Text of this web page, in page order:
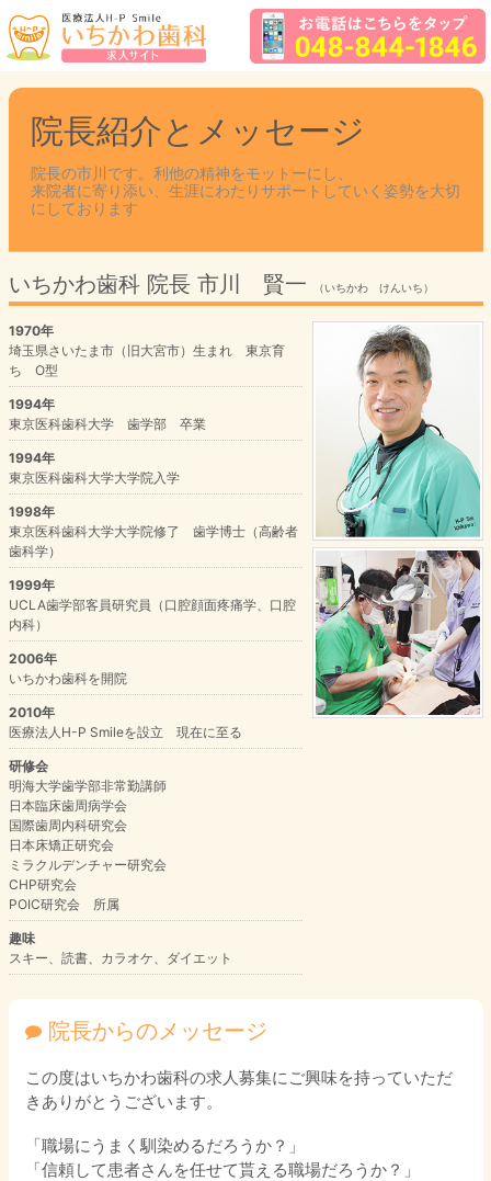
院長紹介とメッセージ
院長の市川です。利他の精神をモットーにし、
来院者に寄り添い、生涯にわたりサポートしていく姿勢を大切
にしております
いちかわ歯科 院長 市川 賢一 （いちかわ けんいち）
1970年
埼玉県さいたま市（旧大宮市）生まれ 東京育
ち O型
1994年
東京医科歯科大学 歯学部 卒業
1994年
東京医科歯科大学大学院入学
1998年
東京医科歯科大学大学院修了 歯学博士（高齢者
歯科学）
1999年
UCLA歯学部客員研究員（口腔顔面疼痛学、口腔
内科）
2006年
いちかわ歯科を開院
2010年
医療法人H-P Smileを設立 現在に至る
研修会
明海大学歯学部非常勤講師
日本臨床歯周病学会
国際歯周内科研究会
日本床矯正研究会
ミラクルデンチャー研究会
CHP研究会
POIC研究会 所属
趣味
スキー、読書、カラオケ、ダイエット
院長からのメッセージ
この度はいちかわ歯科の求人募集にご興味を持っていただ
きありがとうございます。
「職場にうまく馴染めるだろうか？」
「信頼して患者さんを任せて貰える職場だろうか？」